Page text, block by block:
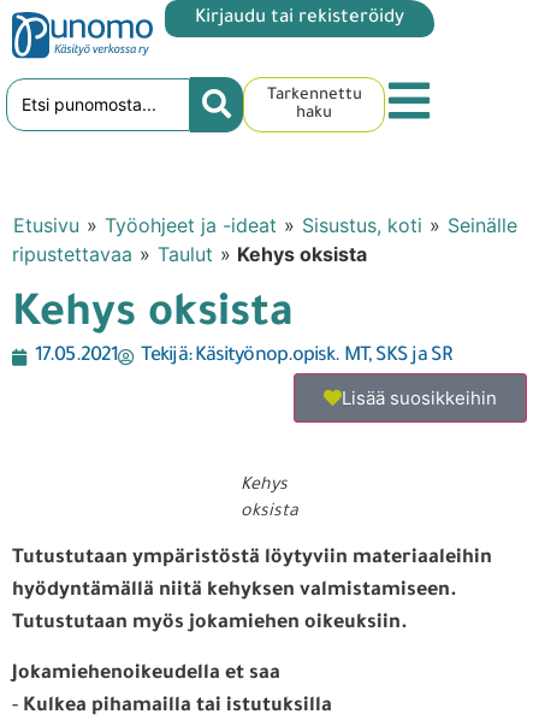
Kirjaudu tai rekisteröidy
Tarkennettu
haku
Etusivu » Työohjeet ja -ideat » Sisustus, koti » Seinälle
ripustettavaa » Taulut » Kehys oksista
Kehys oksista
17.05.2021 Tekijä:Käsityönop.opisk. MT, SKS ja SR
Lisää suosikkeihin
Kehys
oksista
Tutustutaan ympäristöstä löytyviin materiaaleihin
hyödyntämällä niitä kehyksen valmistamiseen.
Tutustutaan myös jokamiehen oikeuksiin.
Jokamiehenoikeudella et saa
- Kulkea pihamailla tai istutuksilla